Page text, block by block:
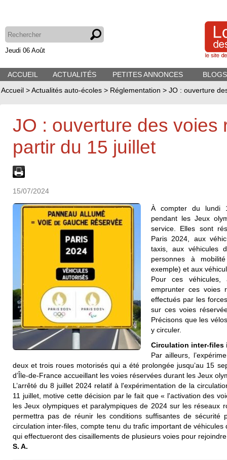
Jeudi 06 Août
ACCUEIL ACTUALITÉS PETITES ANNONCES
Accueil >Actualités auto-écoles > Réglementation > JO : ouverture
JO : ouverture des voies
partir du 15 juillet
15/07/2024
À compter du lundi
pendant les Jeux
service. Elles sont
Paris 2024, aux
taxis, aux véhicules
personnes à
exemple) et aux
Pour ces véhicules,
emprunter ces voies
effectués par les
sur ces voies
Précisons que les
y circuler.
Circulation inter-files
Par ailleurs,
deux et trois roues motorisés qui a été prolongée jusqu’au 15
d’Île-de-France accueillant les voies réservées durant les Jeux
L’arrêté du 8 juillet 2024 relatif à l'expérimentation de la
11 juillet, motive cette décision par le fait que « l'activation des
les Jeux olympiques et paralympiques de 2024 sur les réseaux
permettra pas de réunir les conditions suffisantes de sécurité
circulation inter-files, compte tenu du trafic important de
qui effectueront des cisaillements de plusieurs voies pour
S. A.